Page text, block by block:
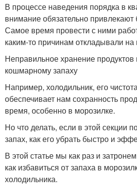
В процессе наведения порядка в
внимание обязательно
Самое время провести с ними
каким-то причинам откладывали на
Неправильное хранение продуктов
кошмарному запаху
Например, холодильник, его
обеспечивает нам сохранность
время, особенно в морозилке.
Но что делать, если в этой секции
запах, как его убрать быстро и
В этой статье мы как раз и
как избавиться от запаха в
холодильника.